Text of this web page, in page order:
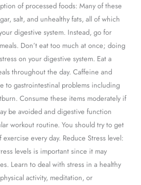
of processed foods: Many of these
salt, and unhealthy fats, all of which
digestive system. Instead, go for
Don’t eat too much at once; doing
on your digestive system. Eat a
throughout the day. Caffeine and
to gastrointestinal problems including
Consume these items moderately if
be avoided and digestive function
workout routine. You should try to get
every day. Reduce Stress level:
levels is important since it may
Learn to deal with stress in a healthy
activity, meditation, or